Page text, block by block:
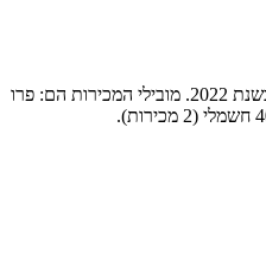
6 רכבי אורה 03 פאנקי קאט נמכרו בשנת 2022. מובילי המכירות הם: פרו